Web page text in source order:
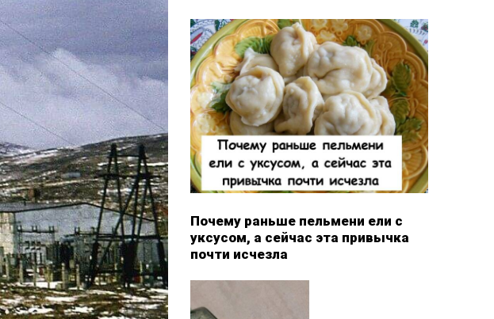
Почему раньше пельмени ели с
уксусом, а сейчас эта привычка
почти исчезла